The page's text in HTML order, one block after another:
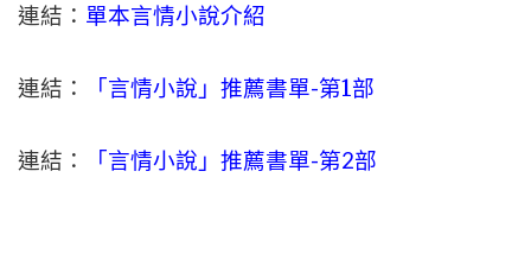
連結： 單本言情小說介紹
連結： 「言情小說」推薦書單-第1部
連結： 「言情小說」推薦書單-第2部